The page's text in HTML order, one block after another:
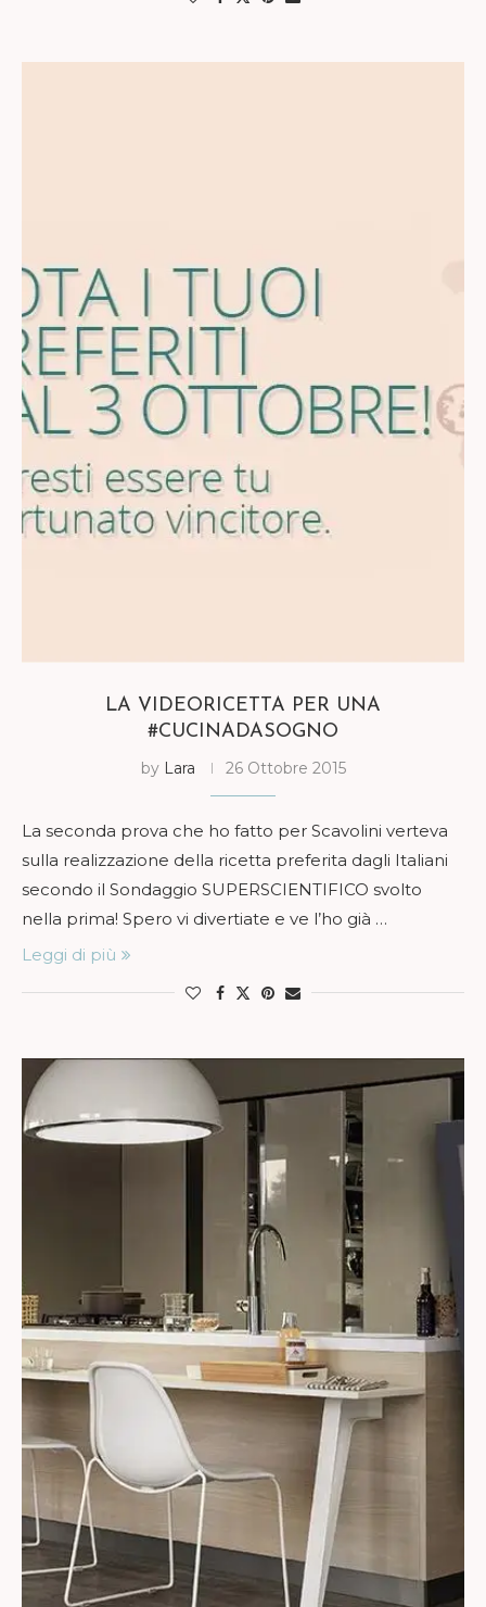
LA VIDEORICETTA PER UNA
#CUCINADASOGNO
by Lara 26 Ottobre 2015
La seconda prova che ho fatto per Scavolini verteva
sulla realizzazione della ricetta preferita dagli Italiani
secondo il Sondaggio SUPERSCIENTIFICO svolto
nella prima! Spero vi divertiate e ve l’ho già …
Leggi di più